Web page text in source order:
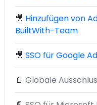
🎥 Hinzufügen von
BuiltWith-Team
🎥 SSO für Google
📄 Globale